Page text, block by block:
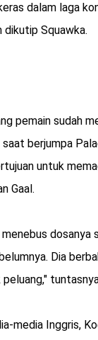
dalam laga
dikutip Squawka.
pemain sudah
berjumpa
untuk
Gaal.
dosanya
Dia
media Inggris,